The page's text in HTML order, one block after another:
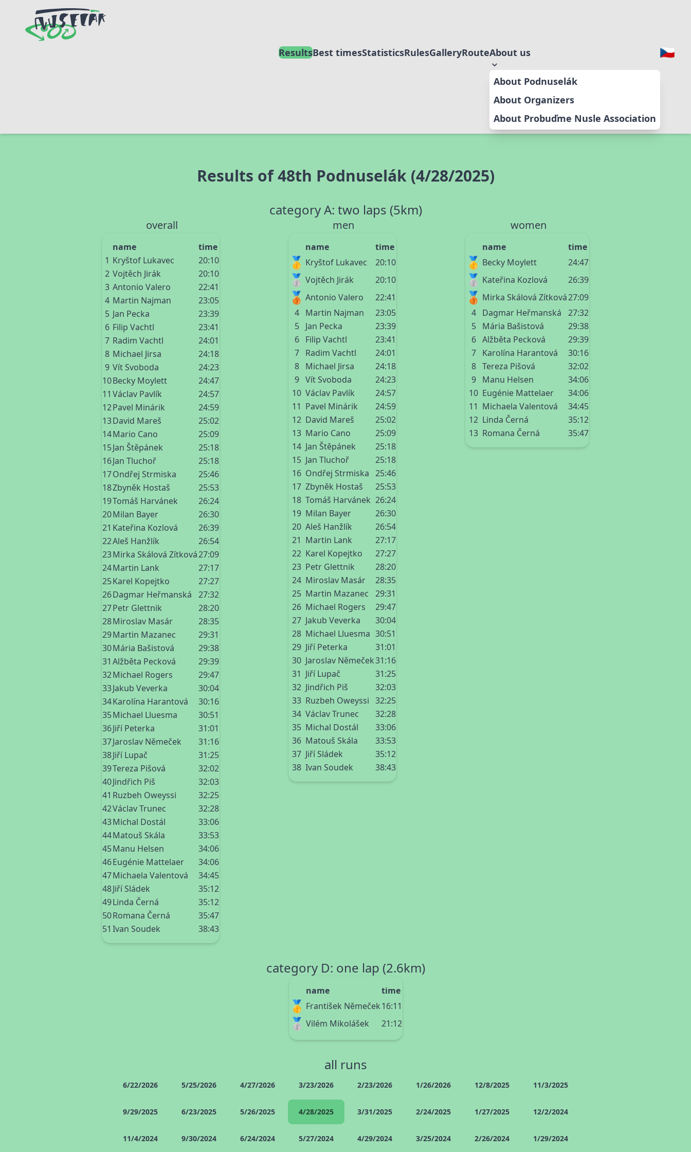
ResultsBest timesStatisticsRulesGalleryRouteAbout us
About Podnuselák
About Organizers
About Probuďme Nusle Association
Results of 48th Podnuselák (4/28/2025)
category A: two laps (5km)
overall
name
time
1 Kryštof Lukavec
20:10
2 Vojtěch Jirák
20:10
3 Antonio Valero
22:41
4 Martin Najman
23:05
5 Jan Pecka
23:39
6 Filip Vachtl
23:41
7 Radim Vachtl
24:01
8 Michael Jirsa
24:18
9 Vít Svoboda
24:23
10Becky Moylett
24:47
11 Václav Pavlík
24:57
12Pavel Minárik
24:59
13David Mareš
25:02
14Mario Cano
25:09
15Jan Štěpánek
25:18
16Jan Tluchoř
25:18
17Ondřej Strmiska
25:46
18Zbyněk Hostaš
25:53
19Tomáš Harvánek
26:24
20Milan Bayer
26:30
21 Kateřina Kozlová
26:39
22Aleš Hanžlík
26:54
23Mirka Skálová Zítková27:09
24Martin Lank
27:17
25Karel Kopejtko
27:27
26Dagmar Heřmanská
27:32
27Petr Glettnik
28:20
28Miroslav Masár
28:35
29Martin Mazanec
29:31
30Mária Bašistová
29:38
31 Alžběta Pecková
29:39
32Michael Rogers
29:47
33Jakub Veverka
30:04
34Karolína Harantová
30:16
35Michael Lluesma
30:51
36Jiří Peterka
31:01
37Jaroslav Němeček
31:16
38Jiří Lupač
31:25
39Tereza Pišová
32:02
40Jindřich Piš
32:03
41 Ruzbeh Oweyssi
32:25
42Václav Trunec
32:28
43Michal Dostál
33:06
44Matouš Skála
33:53
45Manu Helsen
34:06
46Eugénie Mattelaer
34:06
47Michaela Valentová
34:45
48Jiří Sládek
35:12
49Linda Černá
35:12
50Romana Černá
35:47
51 Ivan Soudek 38:43
men
name time
🥇 Kryštof Lukavec 20:10
🥈 Vojtěch Jirák 20:10
🥉 Antonio Valero
22:41
4
Martin Najman
23:05
5
Jan Pecka
23:39
6
Filip Vachtl
23:41
7
Radim Vachtl
24:01
8
Michael Jirsa
24:18
9 Vít Svoboda
24:23
10 Václav Pavlík
24:57
11 Pavel Minárik
24:59
12 David Mareš
25:02
13 Mario Cano
25:09
14 Jan Štěpánek
25:18
15 Jan Tluchoř
25:18
16 Ondřej Strmiska 25:46
17 Zbyněk Hostaš
25:53
18 Tomáš Harvánek 26:24
19 Milan Bayer
26:30
20 Aleš Hanžlík
26:54
21 Martin Lank
27:17
22 Karel Kopejtko
27:27
23 Petr Glettnik
28:20
24 Miroslav Masár
28:35
25 Martin Mazanec
29:31
26 Michael Rogers
29:47
27 Jakub Veverka
30:04
28 Michael Lluesma 30:51
29 Jiří Peterka
31:01
30 Jaroslav Němeček31:16
31 Jiří Lupač
31:25
32 Jindřich Piš
32:03
33 Ruzbeh Oweyssi 32:25
34 Václav Trunec
32:28
35 Michal Dostál
33:06
36 Matouš Skála
33:53
37 Jiří Sládek
35:12
38 Ivan Soudek 38:43
women
name time
🥇 Becky Moylett 24:47
🥈 Kateřina Kozlová 26:39
🥉 Mirka Skálová Zítková27:09
4
Dagmar Heřmanská
27:32
5
Mária Bašistová
29:38
6 Alžběta Pecková
29:39
7
Karolína Harantová
30:16
8 Tereza Pišová
32:02
9
Manu Helsen
34:06
10 Eugénie Mattelaer
34:06
11 Michaela Valentová
34:45
12 Linda Černá
35:12
13 Romana Černá 35:47
category D: one lap (2.6km)
name time
🥇 František Němeček16:11
🥈 Vilém Mikolášek 21:12
all runs
6/22/2026 5/25/2026 4/27/2026 3/23/2026 2/23/2026 1/26/2026 12/8/2025 11/3/2025
9/29/2025 6/23/2025 5/26/2025 4/28/2025 3/31/2025 2/24/2025 1/27/2025 12/2/2024
11/4/2024 9/30/2024 6/24/2024 5/27/2024 4/29/2024 3/25/2024 2/26/2024 1/29/2024